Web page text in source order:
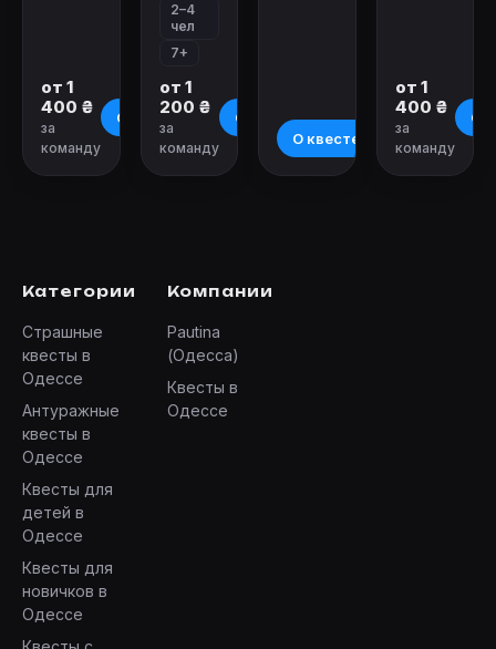
от 1
400 ₴
за
команду
О квесте
2–4
чел
7+
от 1
200 ₴
за
команду
О квесте
О квесте
от 1
400 ₴
за
команду
О
Категории
Страшные
квесты в
Одессе
Антуражные
квесты в
Одессе
Квесты для
детей в
Одессе
Квесты для
новичков в
Одессе
Компании
Pautina
(Одесса)
Квесты в
Одессе